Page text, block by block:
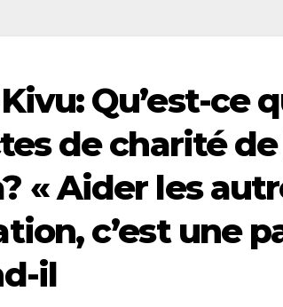
Qu’est-ce
de charité
« Aider les
c’est une
il